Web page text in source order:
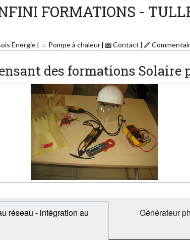
FORMATIONS -
Energie Pompe à chaleur Contact
des formations Solaire
réseau - intégration au
Générateur